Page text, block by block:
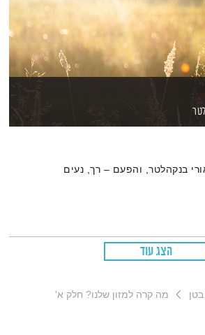
בנקהלטר, והפעם – רך, נעים
הצג עוד
מה קרה למזון שלנו? חלק א'